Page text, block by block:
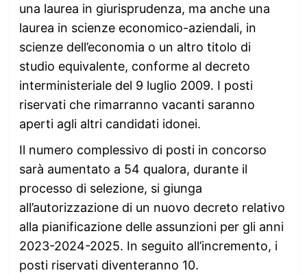
una laurea in giurisprudenza, ma anche una
laurea in scienze economico-aziendali, in
scienze dell’economia o un altro titolo di
studio equivalente, conforme al decreto
interministeriale del 9 luglio 2009. I posti
riservati che rimarranno vacanti saranno
aperti agli altri candidati idonei.
Il numero complessivo di posti in concorso
sarà aumentato a 54 qualora, durante il
processo di selezione, si giunga
all’autorizzazione di un nuovo decreto relativo
alla pianificazione delle assunzioni per gli anni
2023-2024-2025. In seguito all’incremento, i
posti riservati diventeranno 10.